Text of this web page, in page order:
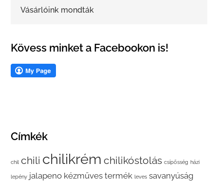
Vásárlóink mondták
Kövess minket a Facebookon is!
Címkék
chil chili chilikrém chilikóstolás csípősség házi
lepény jalapeno kézműves termék leves savanyúság